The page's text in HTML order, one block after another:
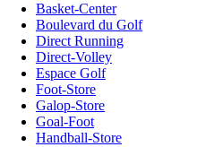
Basket-Center
Boulevard du Golf
Direct Running
Direct-Volley
Espace Golf
Foot-Store
Galop-Store
Goal-Foot
Handball-Store